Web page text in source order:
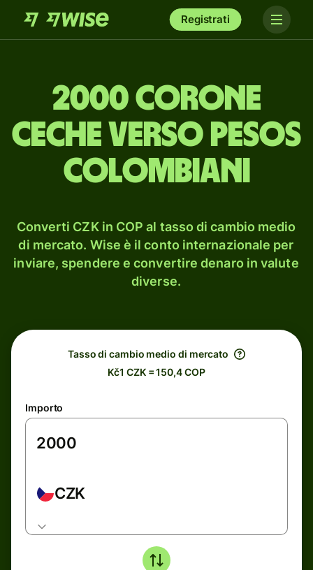
Registrati
2000 corone
ceche verso pesos
colombiani
Converti CZK in COP al tasso di cambio medio
di mercato. Wise è il conto internazionale per
inviare, spendere e convertire denaro in valute
diverse.
Tasso di cambio medio di mercato
Kč1 CZK = 150,4 COP
Importo
CZK